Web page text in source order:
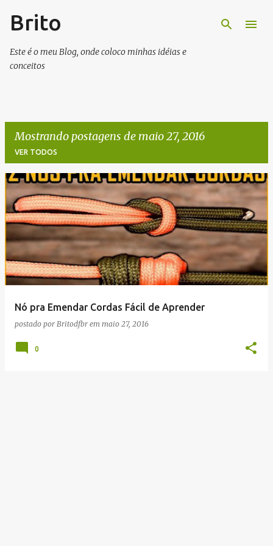
Brito
Este é o meu Blog, onde coloco minhas idéias e
conceitos
Mostrando postagens de maio 27, 2016
VER TODOS
P
o
s
t
a
g
Nó pra Emendar Cordas Fácil de Aprender
postado por Britodfbr em maio 27, 2016
0